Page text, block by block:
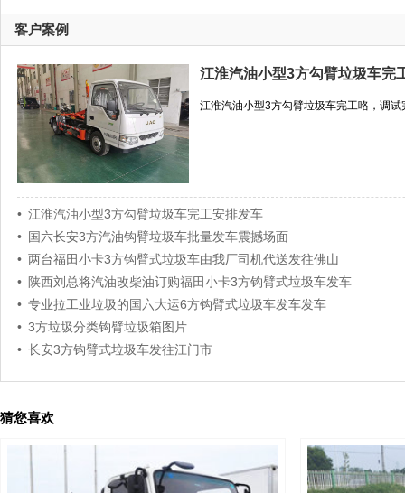
客户案例
江淮汽油小型3方勾臂垃圾车完
江淮汽油小型3方勾臂垃圾车完工咯，调试
• 江淮汽油小型3方勾臂垃圾车完工安排发车
• 国六长安3方汽油钩臂垃圾车批量发车震撼场面
• 两台福田小卡3方钩臂式垃圾车由我厂司机代送发往佛山
• 陕西刘总将汽油改柴油订购福田小卡3方钩臂式垃圾车发车
• 专业拉工业垃圾的国六大运6方钩臂式垃圾车发车发车
• 3方垃圾分类钩臂垃圾箱图片
• 长安3方钩臂式垃圾车发往江门市
猜您喜欢